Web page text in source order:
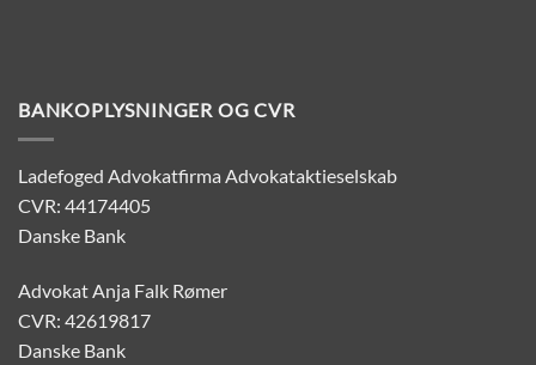
BANKOPLYSNINGER OG CVR
Ladefoged Advokatfirma Advokataktieselskab
CVR: 44174405
Danske Bank
Advokat Anja Falk Rømer
CVR: 42619817
Danske Bank